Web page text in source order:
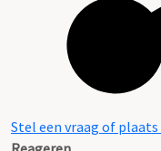
Stel een vraag of